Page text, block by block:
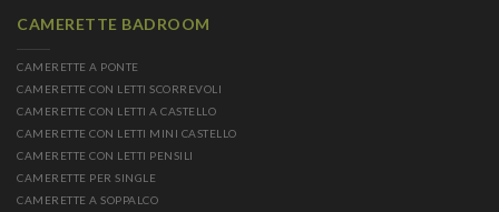
CAMERETTE BADROOM
CAMERETTE A PONTE
CAMERETTE CON LETTI SCORREVOLI
CAMERETTE CON LETTI A CASTELLO
CAMERETTE CON LETTI MINI CASTELLO
CAMERETTE CON LETTI PENSILI
CAMERETTE PER SINGLE
CAMERETTE A SOPPALCO